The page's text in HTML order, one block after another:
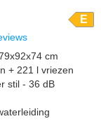
E
cm
+ 221 l vriezen
stil - 36 dB